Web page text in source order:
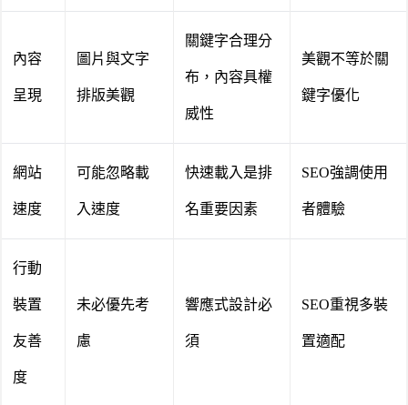
內容
呈現
圖片與文字
排版美觀
關鍵字合理分
布，內容具權
威性
美觀不等於關
鍵字優化
網站
速度
可能忽略載
入速度
快速載入是排
名重要因素
SEO強調使用
者體驗
行動
裝置
友善
度
未必優先考
慮
響應式設計必
須
SEO重視多裝
置適配